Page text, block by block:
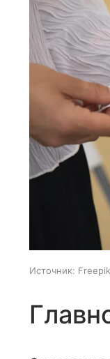
Источник: Freepik